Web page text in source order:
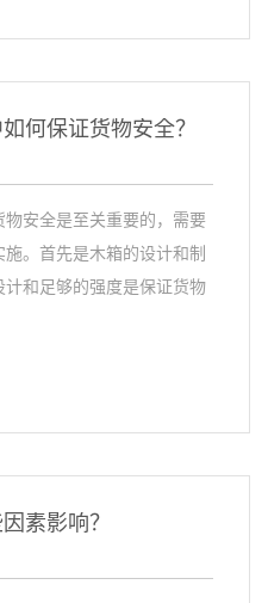
何保证货物安全？
安全是至关重要的，需要
。首先是木箱的设计和制
和足够的强度是保证货物
素影响？